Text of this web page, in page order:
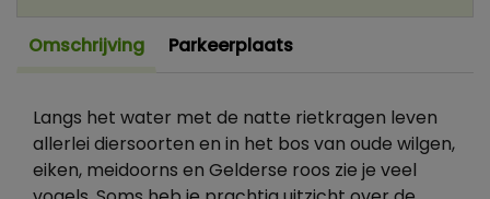
Omschrijving Parkeerplaats
Langs het water met de natte rietkragen leven
allerlei diersoorten en in het bos van oude wilgen,
eiken, meidoorns en Gelderse roos zie je veel